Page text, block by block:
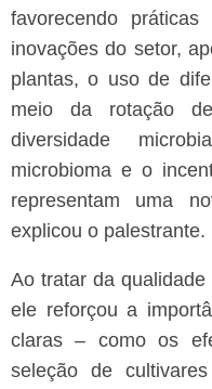
favorecendo
inovações do setor,
plantas, o uso de
meio da rotação
diversidade
microbioma e o
representam uma
explicou o palestrante.
Ao tratar da
ele reforçou a
claras – como os
seleção de